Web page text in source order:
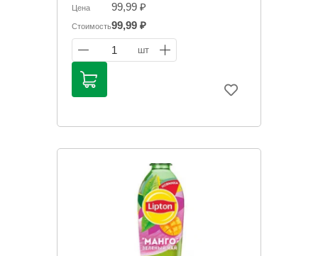
положительными эмоциями и дарит
отличное настроение.
Информация на сайте о товарах носит
справочный характер и не является
публичной офертой. Цена может
меняться. Фото товаров может
отличаться.
Цена 99,99 ₽
Стоимость99,99 ₽
1 шт